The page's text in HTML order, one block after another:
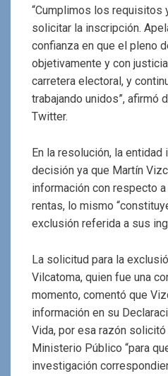
“Cumplimos los requisitos
solicitar la inscripción.
confianza en que el pleno
objetivamente y con
carretera electoral, y
trabajando unidos”, afirmó
Twitter.
En la resolución, la
decisión ya que Martín
información con respecto
rentas, lo mismo
exclusión referida a sus
La solicitud para la
Vilcatoma, quien fue una
momento, comentó que
información en su
Vida, por esa razón
Ministerio Público “para
investigación